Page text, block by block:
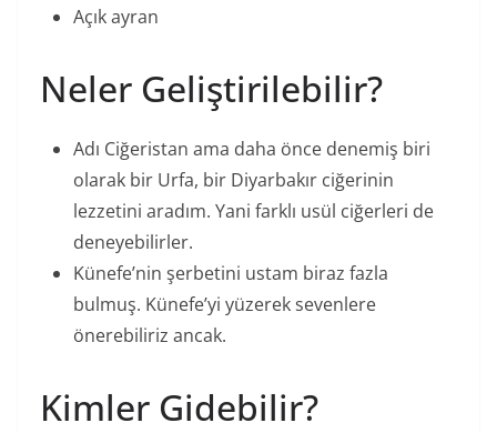
Açık ayran
Neler Geliştirilebilir?
Adı Ciğeristan ama daha önce denemiş biri
olarak bir Urfa, bir Diyarbakır ciğerinin
lezzetini aradım. Yani farklı usül ciğerleri de
deneyebilirler.
Künefe’nin şerbetini ustam biraz fazla
bulmuş. Künefe’yi yüzerek sevenlere
önerebiliriz ancak.
Kimler Gidebilir?